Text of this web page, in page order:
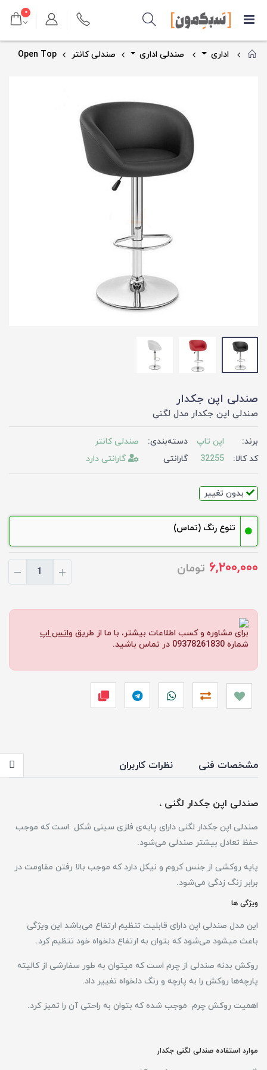
۰
اداری صندلی اداری صندلی کانتر Open Top
صندلی اپن جکدار
صندلی اپن جکدار مدل لگنی
برند: اپن تاپ دسته‌بندی:
صندلی کانتر
کد کالا:
32255 گارانتی گارانتی دارد
بدون تغییر
تنوع رنگ (تماس)
۶,۲۰۰,۰۰۰ تومان
برای مشاوره و کسب اطلاعات بیشتر، با ما از طریق واتس اپ
شماره 09378261830 در تماس باشید.
مشخصات فنی نظرات کاربران
صندلی اپن جکدار لگنی ،
صندلی اپن جکدار لگنی دارای پایه‌ی فلزی سینی شکل است که موجب
حفظ تعادل بیشتر صندلی می‌شود.
پایه روکشی از جنس کروم و نیکل دارد که موجب بالا رفتن مقاومت در
برابر زنگ زدگی می‌شود.
ویژگی ها
این مدل صندلی اپن دارای قابلیت تنظیم ارتفاع می‌باشد این ویژگی
باعث میشود می‌شود که بتوان به ارتفاع دلخواه خود تنظیم کرد.
روکش بدنه صندلی از چرم است که میتوان به طور سفارشی از کالیته
پارچه‌ها روکش را به پارچه و رنگ دلخواه تغییر داد.
اهمیت روکش چرم موجب شده که بتوان به راحتی آن را تمیز کرد.
موارد استفاده صندلی لگنی جکدار